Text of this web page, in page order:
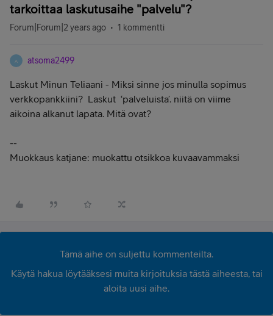
tarkoittaa laskutusaihe "palvelu"?
Forum|Forum|2 years ago 1 kommentti
A atsoma2499
Laskut Minun Teliaani - Miksi sinne jos minulla sopimus
verkkopankkiini? Laskut ‘palveluista’. niitä on viime
aikoina alkanut lapata. Mitä ovat?
--
Muokkaus katjane: muokattu otsikkoa kuvaavammaksi
Tämä aihe on suljettu kommenteilta.
Käytä hakua löytääksesi muita kirjoituksia tästä aiheesta, tai
aloita uusi aihe.